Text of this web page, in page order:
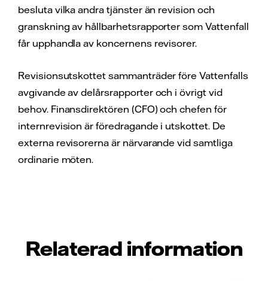
besluta vilka andra tjänster än revision och
granskning av hållbarhetsrapporter som Vattenfall
får upphandla av koncernens revisorer.
Revisionsutskottet sammanträder före Vattenfalls
avgivande av delårsrapporter och i övrigt vid
behov. Finansdirektören (CFO) och chefen för
internrevision är föredragande i utskottet. De
externa revisorerna är närvarande vid samtliga
ordinarie möten.
Relaterad information